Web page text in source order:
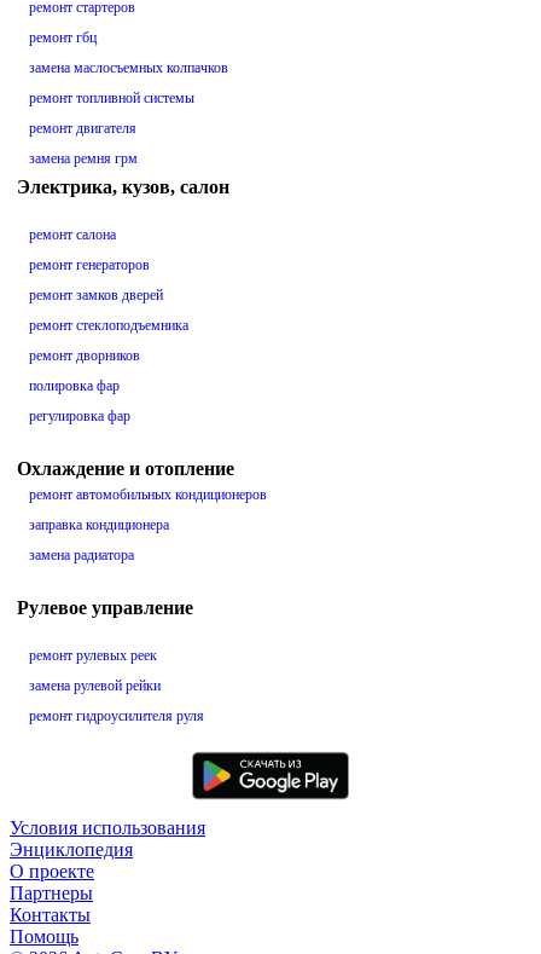
ремонт стартеров
ремонт гбц
замена маслосъемных колпачков
ремонт топливной системы
ремонт двигателя
замена ремня грм
Электрика, кузов, салон
ремонт салона
ремонт генераторов
ремонт замков дверей
ремонт стеклоподъемника
ремонт дворников
полировка фар
регулировка фар
Охлаждение и отопление
ремонт автомобильных кондиционеров
заправка кондиционера
замена радиатора
Рулевое управление
ремонт рулевых реек
замена рулевой рейки
ремонт гидроусилителя руля
Условия использования
Энциклопедия
О проекте
Партнеры
Контакты
Помощь